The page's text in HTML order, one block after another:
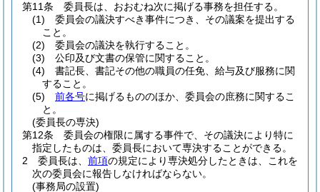
第11条
委員長は、おおむね次に掲げる事務を担任する。
(1)
委員会の議決すべき事件につき、その議案を提出する
こと。
(2)
委員会の議決を執行すること。
(3)
公印及び文書の保管に関すること。
(4)
書記長、書記その他の職員の任免、給与及び服務に関
すること。
(5)
前各号に掲げるもののほか、委員会の庶務に関するこ
と。
(委員長の専決)
第12条
委員会の権限に属する事件で、その議決により特に
指定したものは、委員長において専決することができる。
2
委員長は、 前項の規定により専決処分したときは、これを
次の委員会に報告しなければならない。
(事務局の設置)